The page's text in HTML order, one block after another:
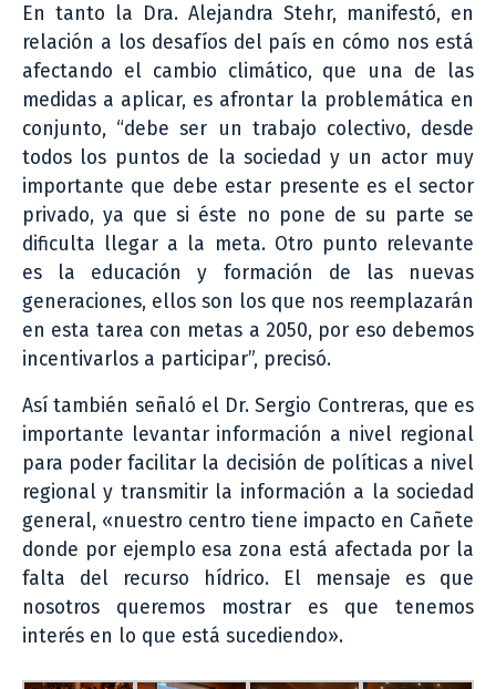
En tanto la Dra. Alejandra Stehr, manifestó, en
relación a los desafíos del país en cómo nos está
afectando el cambio climático, que una de las
medidas a aplicar, es afrontar la problemática en
conjunto, “debe ser un trabajo colectivo, desde
todos los puntos de la sociedad y un actor muy
importante que debe estar presente es el sector
privado, ya que si éste no pone de su parte se
dificulta llegar a la meta. Otro punto relevante
es la educación y formación de las nuevas
generaciones, ellos son los que nos reemplazarán
en esta tarea con metas a 2050, por eso debemos
incentivarlos a participar”, precisó.
Así también señaló el Dr. Sergio Contreras, que es
importante levantar información a nivel regional
para poder facilitar la decisión de políticas a nivel
regional y transmitir la información a la sociedad
general, «nuestro centro tiene impacto en Cañete
donde por ejemplo esa zona está afectada por la
falta del recurso hídrico. El mensaje es que
nosotros queremos mostrar es que tenemos
interés en lo que está sucediendo».